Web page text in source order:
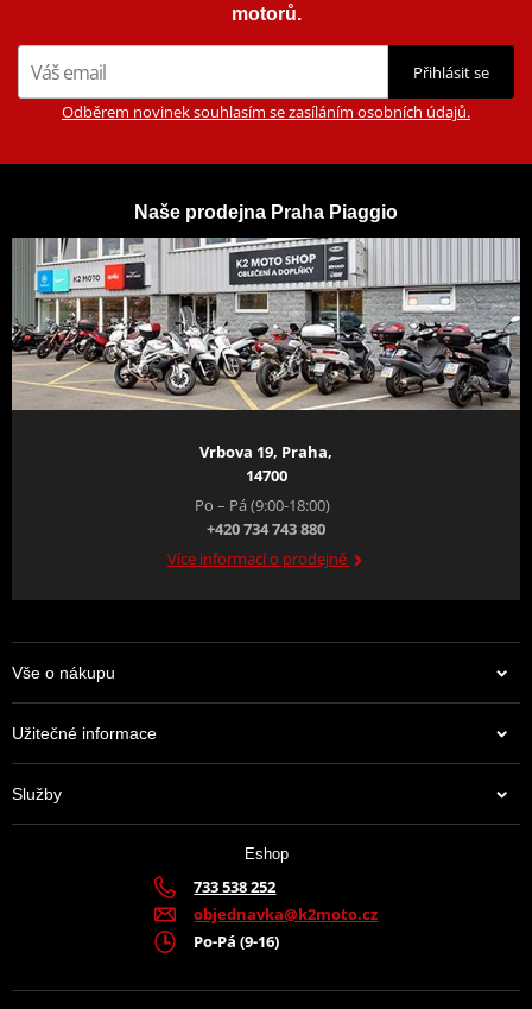
Zobrazit více
motorů.
Přihlásit se
Odběrem novinek souhlasím se zasíláním osobních údajů.
Naše prodejna Praha Piaggio
Vrbova 19, Praha,
14700
Po – Pá (9:00-18:00)
+420 734 743 880
Více informací o prodejně
Vše o nákupu
Užitečné informace
Služby
Eshop
733 538 252
objednavka@k2moto.cz
Po-Pá (9-16)